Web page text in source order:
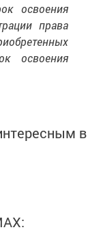
освоения
права
освоения
в